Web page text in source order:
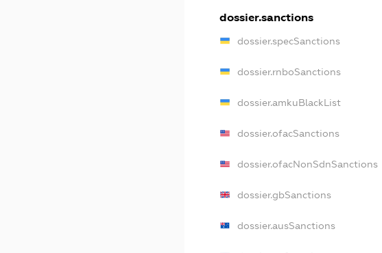
dossier.sanctions
dossier.specSanctions
dossier.rnboSanctions
dossier.amkuBlackList
dossier.ofacSanctions
dossier.ofacNonSdnSanctions
dossier.gbSanctions
dossier.ausSanctions